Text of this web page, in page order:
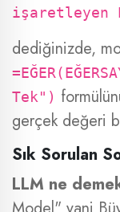
işaretleyen
dediğinizde,
Tek")
gerçek değeri
Sık Sorulan
LLM ne